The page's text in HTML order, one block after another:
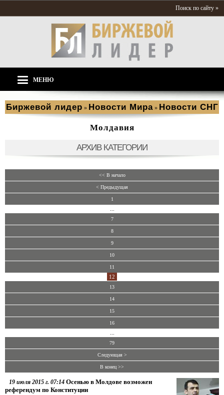
Поиск по сайту »
МЕНЮ
Биржевой лидер » Новости Мира » Новости СНГ
Молдавия
АРХИВ КАТЕГОРИИ
<< В начало
< Предыдущая
1
7
8
9
10
11
12
13
14
15
16
79
Следующая >
В конец >>
19 июля 2015 г. 07:14 Осенью в Молдове возможен
референдум по Конституции